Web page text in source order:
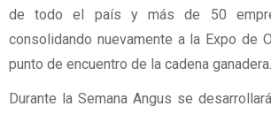
de todo el país y más de 50
consolidando nuevamente a la Expo de
punto de encuentro de la cadena ganadera.
Durante la Semana Angus se